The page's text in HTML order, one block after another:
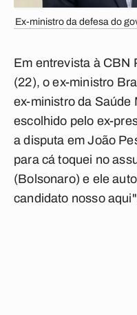
Ex-ministro da defesa do
Em entrevista à CBN
(22), o ex-ministro
ex-ministro da Saúde
escolhido pelo ex-
a disputa em João
para cá toquei no
(Bolsonaro) e ele
candidato nosso